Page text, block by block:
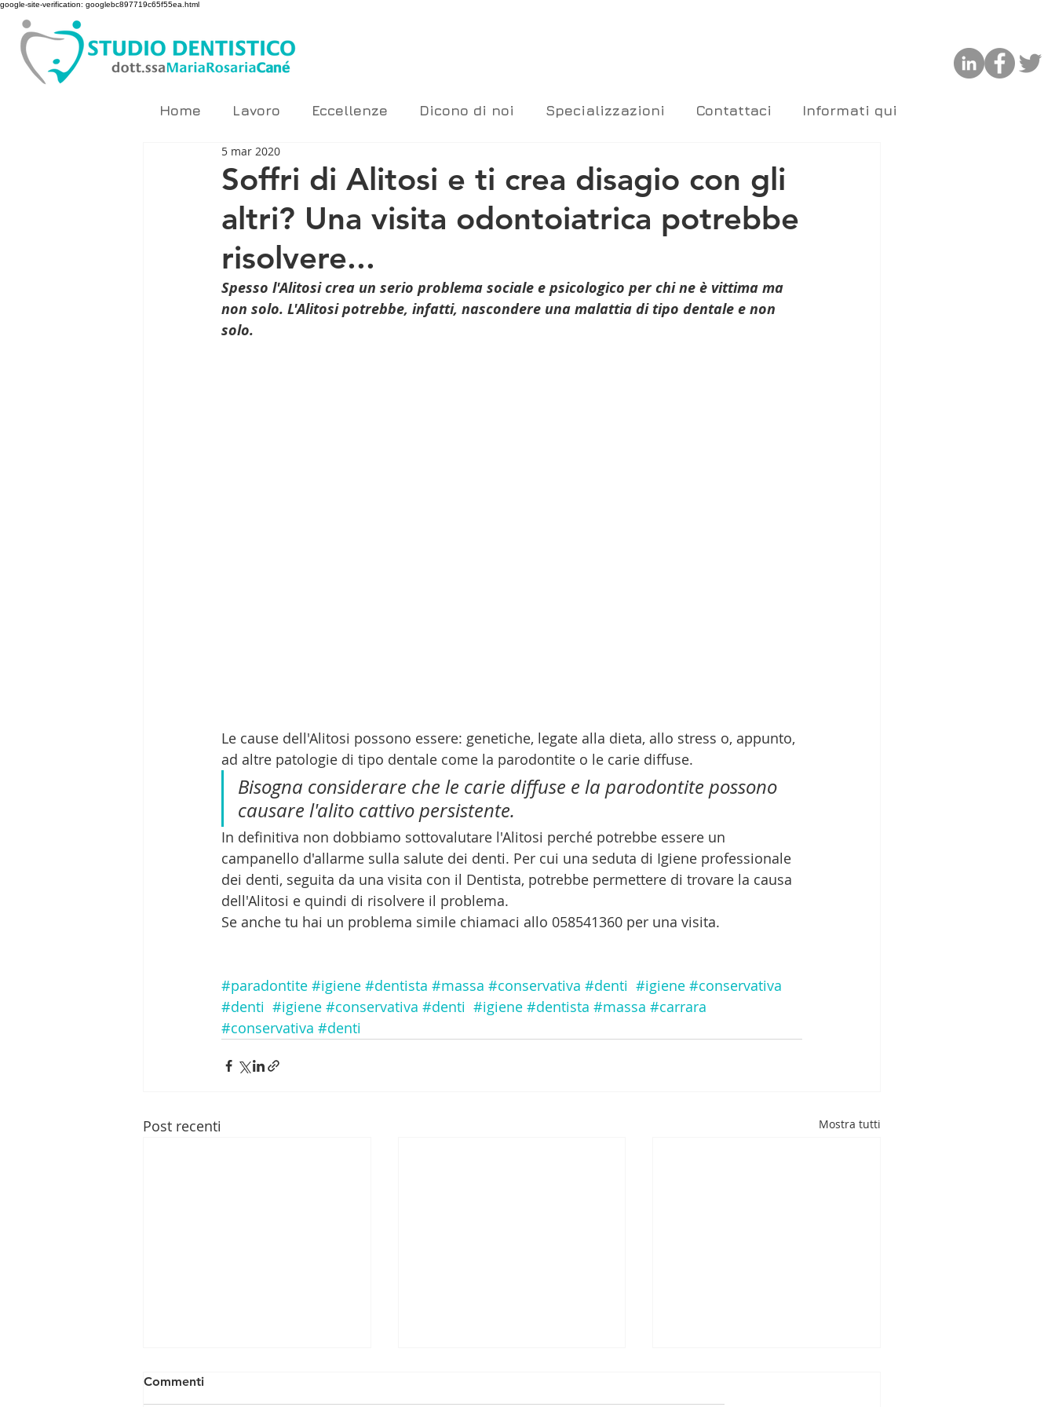
google-site-verification: googlebc897719c65f55ea.html
Home Lavoro Eccellenze Dicono di noi Specializzazioni Contattaci Informati qui
Soffri di Alitosi e ti crea disagio con gli
altri? Una visita odontoiatrica potrebbe
risolvere...
5 mar 2020
Spesso l'Alitosi crea un serio problema sociale e psicologico per chi ne è vittima ma
non solo. L'Alitosi potrebbe, infatti, nascondere una malattia di tipo dentale e non
solo.
Le cause dell'Alitosi possono essere: genetiche, legate alla dieta, allo stress o, appunto,
ad altre patologie di tipo dentale come la parodontite o le carie diffuse.
Bisogna considerare che le carie diffuse e la parodontite possono
causare l'alito cattivo persistente.
In definitiva non dobbiamo sottovalutare l'Alitosi perché potrebbe essere un
campanello d'allarme sulla salute dei denti. Per cui una seduta di Igiene professionale
dei denti, seguita da una visita con il Dentista, potrebbe permettere di trovare la causa
dell'Alitosi e quindi di risolvere il problema.
Se anche tu hai un problema simile chiamaci allo 058541360 per una visita.
#paradontite #igiene #dentista #massa #conservativa #denti #igiene #conservativa
#denti #igiene #conservativa #denti #igiene #dentista #massa #carrara
#conservativa #denti
Post recenti Mostra tutti
Commenti